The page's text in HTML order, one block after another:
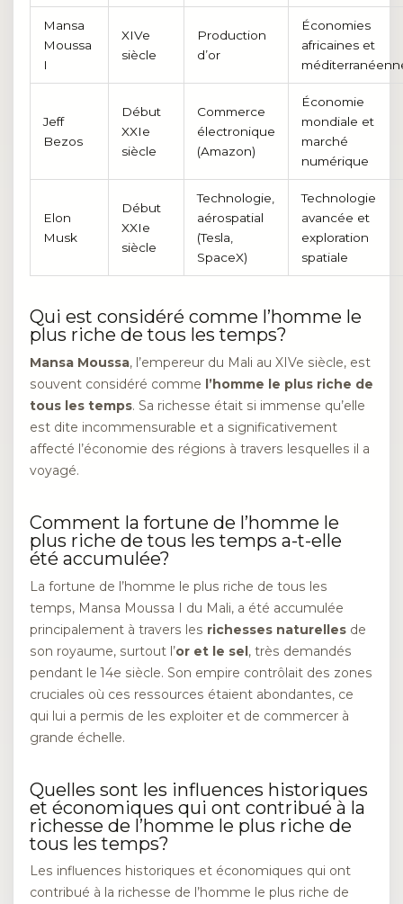
Mansa
Moussa
I
XIVe
siècle
Production
d’or
Économies
africaines et
Jeff
Bezos
Début
XXIe
siècle
Commerce
électronique
(Amazon)
Économie
mondiale et
marché
numérique
Elon
Musk
Début
XXIe
siècle
Technologie,
aérospatial
(Tesla,
SpaceX)
Technologie
avancée et
exploration
spatiale
Qui est considéré comme l’homme le
plus riche de tous les temps?
Mansa Moussa, l’empereur du Mali au XIVe siècle, est
souvent considéré comme l’homme le plus riche de
tous les temps. Sa richesse était si immense qu’elle
est dite incommensurable et a significativement
affecté l’économie des régions à travers lesquelles il a
voyagé.
Comment la fortune de l’homme le
plus riche de tous les temps a-t-elle
été accumulée?
La fortune de l’homme le plus riche de tous les
temps, Mansa Moussa I du Mali, a été accumulée
principalement à travers les richesses naturelles de
son royaume, surtout l’or et le sel, très demandés
pendant le 14e siècle. Son empire contrôlait des zones
cruciales où ces ressources étaient abondantes, ce
qui lui a permis de les exploiter et de commercer à
grande échelle.
Quelles sont les influences historiques
et économiques qui ont contribué à la
richesse de l’homme le plus riche de
tous les temps?
Les influences historiques et économiques qui ont
contribué à la richesse de l’homme le plus riche de